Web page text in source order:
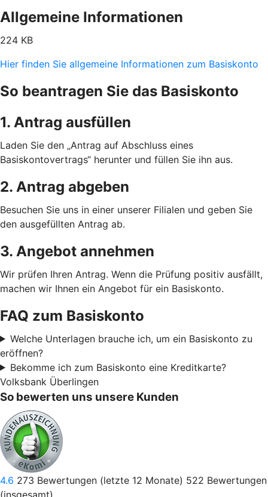
Allgemeine Informationen
224 KB
Hier finden Sie allgemeine Informationen zum Basiskonto
So beantragen Sie das Basiskonto
1. Antrag ausfüllen
Laden Sie den „Antrag auf Abschluss eines
Basiskontovertrags“ herunter und füllen Sie ihn aus.
2. Antrag abgeben
Besuchen Sie uns in einer unserer Filialen und geben Sie
den ausgefüllten Antrag ab.
3. Angebot annehmen
Wir prüfen Ihren Antrag. Wenn die Prüfung positiv ausfällt,
machen wir Ihnen ein Angebot für ein Basiskonto.
FAQ zum Basiskonto
Welche Unterlagen brauche ich, um ein Basiskonto zu
eröffnen?
Bekomme ich zum Basiskonto eine Kreditkarte?
Volksbank Überlingen
So bewerten uns unsere Kunden
4.6 273 Bewertungen (letzte 12 Monate) 522 Bewertungen
(insgesamt)